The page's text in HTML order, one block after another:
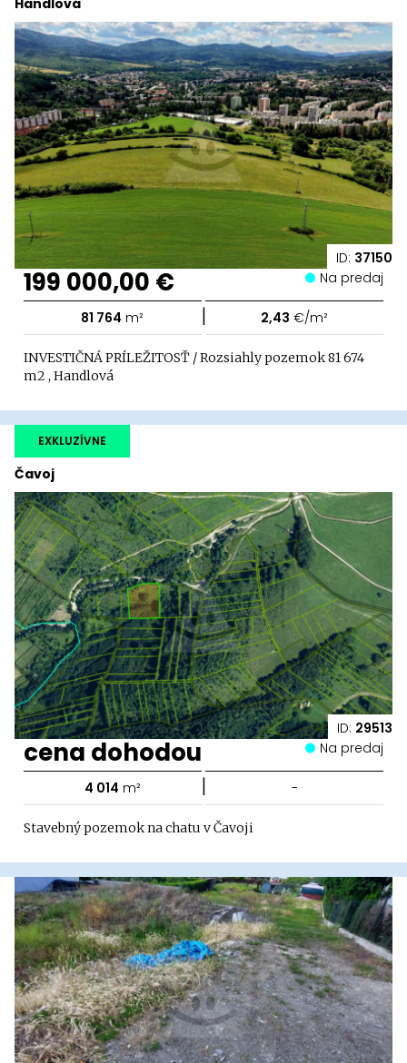
ID: 37150
Handlová
199 000,00 € Na predaj
81 764 m² | 2,43 €/m²
INVESTIČNÁ PRÍLEŽITOSŤ / Rozsiahly pozemok 81 674
m2 , Handlová
ID: 29513
Čavoj
EXKLUZÍVNE
cena dohodou Na predaj
4 014 m² | -
Stavebný pozemok na chatu v Čavoji